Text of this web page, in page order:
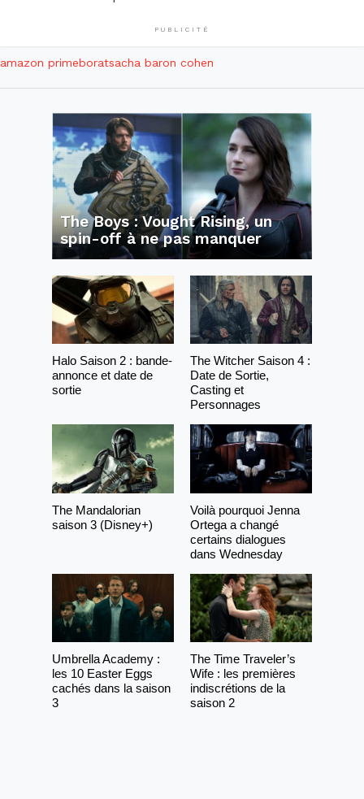
PUBLICITÉ
amazon primeboratsacha baron cohen
The Boys : Vought Rising, un
spin-off à ne pas manquer
Halo Saison 2 : bande-
annonce et date de
sortie
The Witcher Saison 4 :
Date de Sortie,
Casting et
Personnages
The Mandalorian
saison 3 (Disney+)
Voilà pourquoi Jenna
Ortega a changé
certains dialogues
dans Wednesday
Umbrella Academy :
les 10 Easter Eggs
cachés dans la saison
3
The Time Traveler’s
Wife : les premières
indiscrétions de la
saison 2